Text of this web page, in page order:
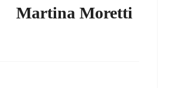
Martina Moretti